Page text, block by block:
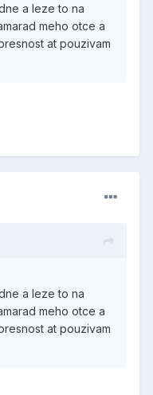
a leze to na
meho otce a
at pouzivam
a leze to na
meho otce a
at pouzivam